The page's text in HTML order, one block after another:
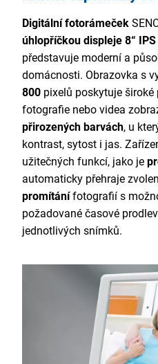
Digitální fotorámeček
úhlopříčkou displeje 8“ IPS
představuje moderní a
domácnosti. Obrazovka s
800 pixelů poskytuje
fotografie nebo videa
přirozených barvách, u
kontrast, sytost i jas.
užitečných funkcí, jako je
automaticky přehraje
promítánífotografií s
požadované časové
jednotlivých snímků.